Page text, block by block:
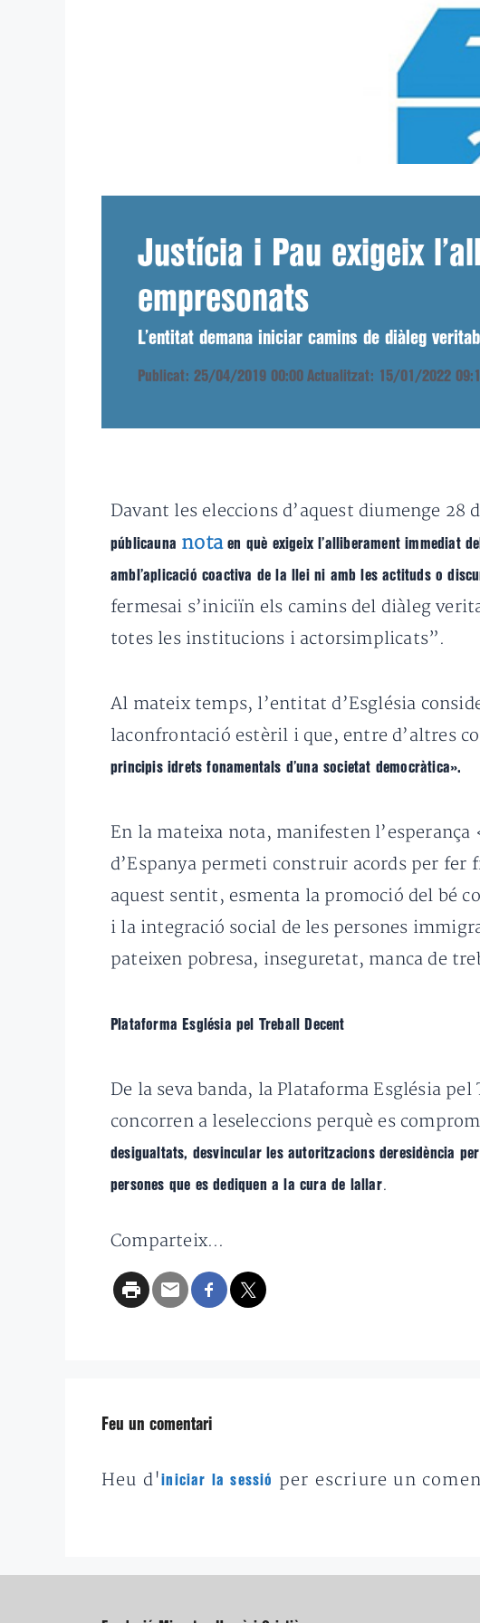
Justícia i Pau exigeix
empresonats
L’entitat demana iniciar camins de diàleg
Publicat: 25/04/2019 00:00 Actualitzat: 15/01/2022
Davant les eleccions d’aquest diumenge 28
públicauna notaen què exigeix l’alliberament immediat
ambl’aplicació coactiva de la llei ni amb les actituds o
fermesai s’iniciïn els camins del diàleg
totes les institucions i actorsimplicats”.
Al mateix temps, l’entitat d’Església
laconfrontació estèril i que, entre d’altres
principis idrets fonamentals d’una societat democràtica».
En la mateixa nota, manifesten
d’Espanya permeti construir acords per
aquest sentit, esmenta la promoció del bé
i la integració social de les persones
pateixen pobresa, inseguretat, manca de
Plataforma Església pel Treball Decent
De la seva banda, la Plataforma Església
concorren a leseleccions perquè es
desigualtats, desvincular les autoritzacions deresidència
persones que es dediquen a la cura de lallar.
Comparteix...
Feu un comentari
Heu d'iniciar la sessió per escriure un